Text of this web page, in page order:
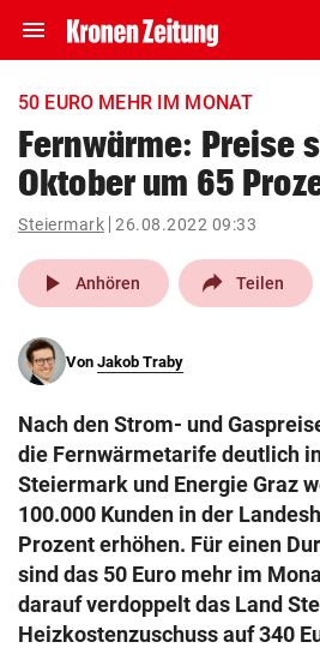
menu Navigation
ein-/ausklappen
account_circle Anmelden
pin_drop
Wien
search
eingeben
Muthgasse 2, 1190 Wien
50 EURO MEHR IM MONAT
Fernwärme: Preise
Oktober um 65
Steiermark 26.08.2022 09:33
play_arrow Anhören Teilen
Von Jakob Traby
Nach den Strom- und
die Fernwärmetarife deutlich
Steiermark und Energie Graz
100.000 Kunden in der
Prozent erhöhen. Für einen
sind das 50 Euro mehr im
darauf verdoppelt das Land
Heizkostenzuschuss auf 340